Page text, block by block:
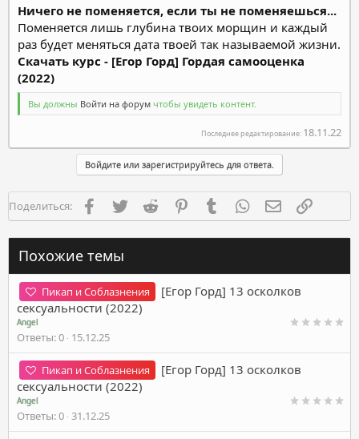
Ничего не поменяется, если ты не поменяешься...
Поменяется лишь глубина твоих морщин и каждый
раз будет меняться дата твоей так называемой жизни.
Скачать курс - [Егор Горд] Гордая самооценка
(2022)
Вы должны Войти на форум чтобы увидеть контент.
Последнее редактирование: 18.11.22
Войдите или зарегистрируйтесь для ответа.
Поделиться: FacebookTwitter Reddit PinterestTumblr WhatsAppЭлектронная
Похожие темы
Пикап и Соблазнения
[Егор Горд] 13 осколков
сексуальности (2022)
Angel
Ответы 0 15.12.25
Пикап и Соблазнения
[Егор Горд] 13 осколков
сексуальности (2022)
Angel
Ответы 0 31.12.25